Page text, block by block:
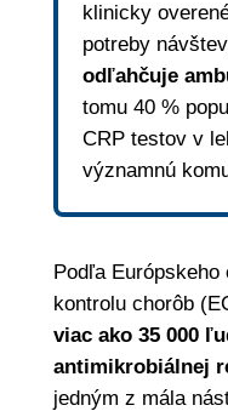
klinicky
potreby
odľahčuje
tomu 40 %
CRP testov v
významnú
Podľa
kontrolu chorôb
viac ako 35 000
antimikrobiálnej
jedným z mála